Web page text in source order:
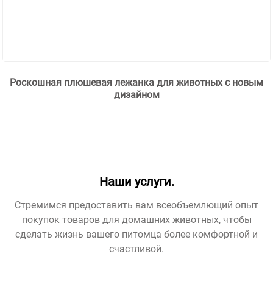
Роскошная плюшевая лежанка для животных с новым
дизайном
Наши услуги.
Стремимся предоставить вам всеобъемлющий опыт
покупок товаров для домашних животных, чтобы
сделать жизнь вашего питомца более комфортной и
счастливой.